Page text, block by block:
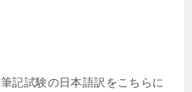
記試験の日本語訳をこちらに